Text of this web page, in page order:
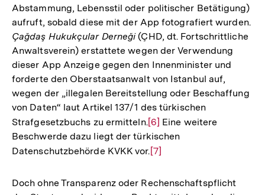
Abstammung, Lebensstil oder politischer Betätigung)
aufruft, sobald diese mit der App fotografiert wurden.
Çağdaş Hukukçular Derneği(ÇHD, dt. Fortschrittliche
Anwaltsverein) erstattete wegen der Verwendung
dieser App Anzeige gegen den Innenminister und
forderte den Oberstaatsanwalt von Istanbul auf,
wegen der „illegalen Bereitstellung oder Beschaffung
von Daten“ laut Artikel 137/1 des türkischen
Strafgesetzbuchs zu ermitteln.Zur
Auflösung
der
[6] Eine weitere
Beschwerde dazu liegt der türkischen
Datenschutzbehörde KVKK vor. Zur
der
[7]
Doch ohne Transparenz oder Rechenschaftspflicht